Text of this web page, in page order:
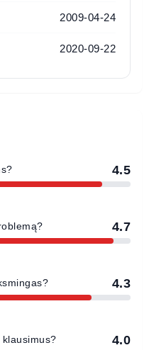
2009-04-24
2020-09-22
4.5
4.7
4.3
4.0